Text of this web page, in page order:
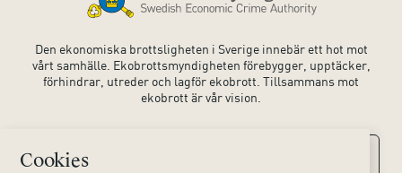
Cookies
Den ekonomiska brottsligheten i Sverige innebär ett hot mot
vårt samhälle. Ekobrottsmyndigheten förebygger, upptäcker,
förhindrar, utreder och lagför ekobrott. Tillsammans mot
ekobrott är vår vision.
Kontaktuppgifter